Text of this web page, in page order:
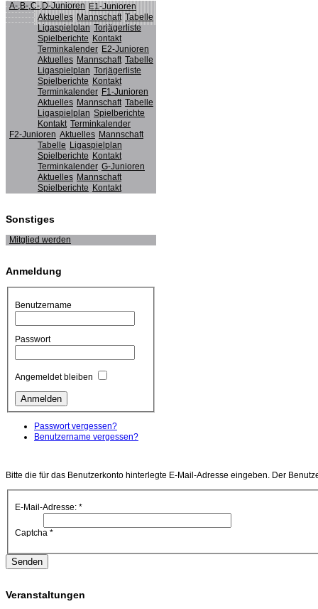
A-,B-,C-,D-Junioren E1-Junioren
Aktuelles Mannschaft Tabelle
Ligaspielplan Torjägerliste
Spielberichte Kontakt
Terminkalender E2-Junioren
Aktuelles Mannschaft Tabelle
Ligaspielplan Torjägerliste
Spielberichte Kontakt
Terminkalender F1-Junioren
Aktuelles Mannschaft Tabelle
Ligaspielplan Spielberichte
Kontakt Terminkalender
F2-Junioren Aktuelles Mannschaft
Tabelle Ligaspielplan
Spielberichte Kontakt
Terminkalender G-Junioren
Aktuelles Mannschaft
Spielberichte Kontakt
Sonstiges
Mitglied werden
Anmeldung
Benutzername
Passwort
Angemeldet bleiben
Passwort vergessen?
Benutzername vergessen?
Bitte die für das Benutzerkonto hinterlegte E-Mail-Adresse eingeben. Der
E-Mail-Adresse: *
Captcha *
Senden
Veranstaltungen